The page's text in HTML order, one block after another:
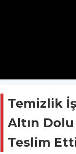
Temizlik
Altın
Teslim